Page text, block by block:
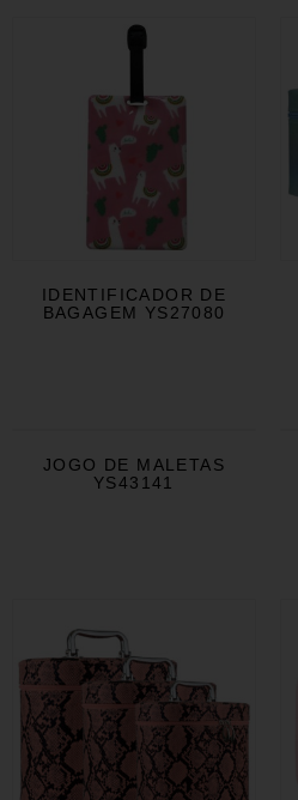
IDENTIFICADOR DE
BAGAGEM YS27080
JOGO DE MALETAS
YS43141